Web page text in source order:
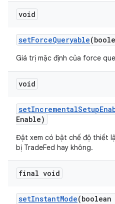
void
setForceQueryable
Giá trị mặc định của force
void
setIncrementalSetup
Enable)
Đặt xem có bật chế độ thiết
bị TradeFed hay không.
final void
setInstantMode(boolean